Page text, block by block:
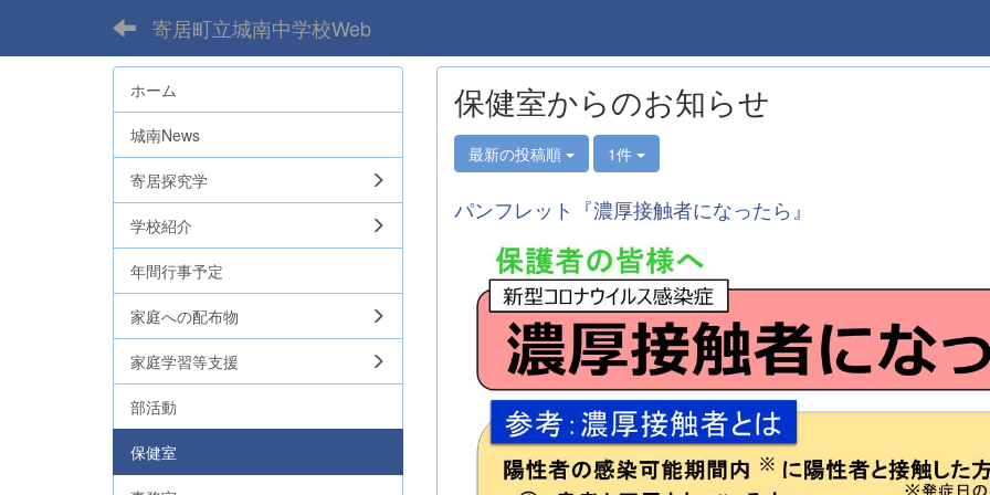
寄居町立城南中学校Web
保健室からのお知らせ
最新の投稿順 1件
パンフレット『濃厚接触者になったら』
ホーム
城南News
寄居探究学
学校紹介
年間行事予定
家庭への配布物
家庭学習等支援
部活動
保健室